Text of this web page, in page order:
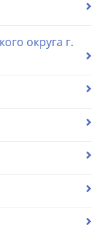
округа г.